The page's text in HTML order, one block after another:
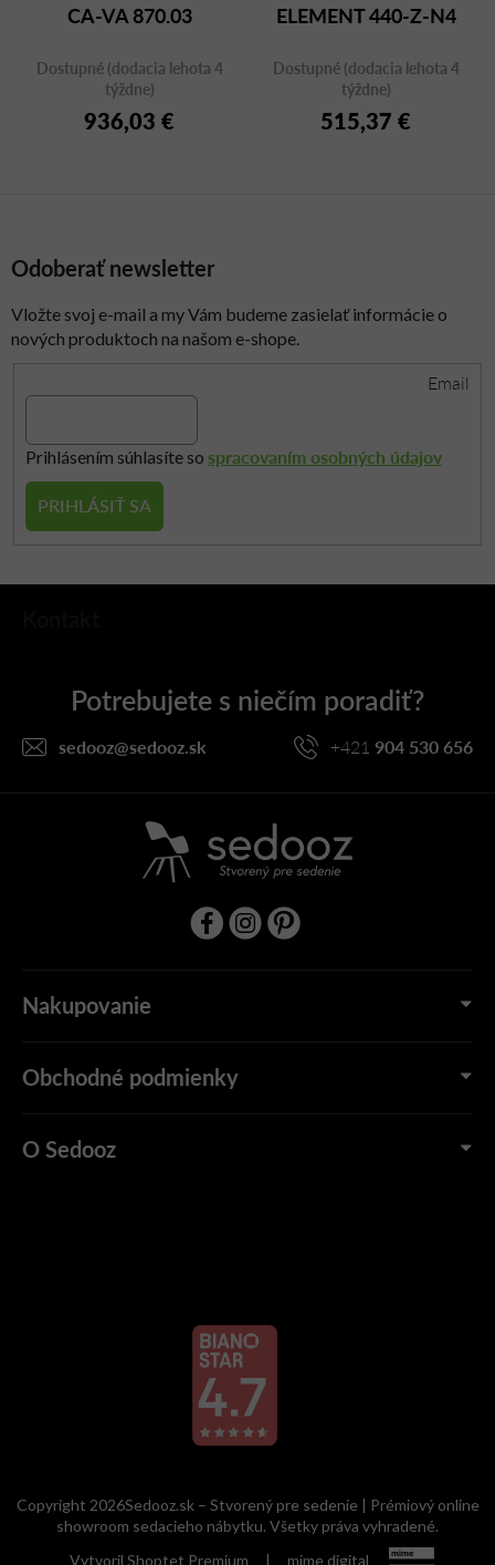
CA-VA 870.03
Dostupné (dodacia lehota 4
týždne)
936,03 €
ELEMENT 440-Z-N4
Dostupné (dodacia lehota 4
týždne)
515,37 €
Odoberať newsletter
Vložte svoj e-mail a my Vám budeme zasielať informácie o
nových produktoch na našom e-shope.
Email
Prihlásením súhlasíte so spracovaním osobných údajov
PRIHLÁSIŤ SA
Z
sedooz@sedooz.sk +421 904 530 656
Nakupovanie
Obchodné podmienky
O Sedooz
Vytvoril Shoptet Premium | mime digital
Copyright 2026Sedooz.sk – Stvorený pre sedenie | Prémiový online
showroom sedacieho nábytku. Všetky práva vyhradené.